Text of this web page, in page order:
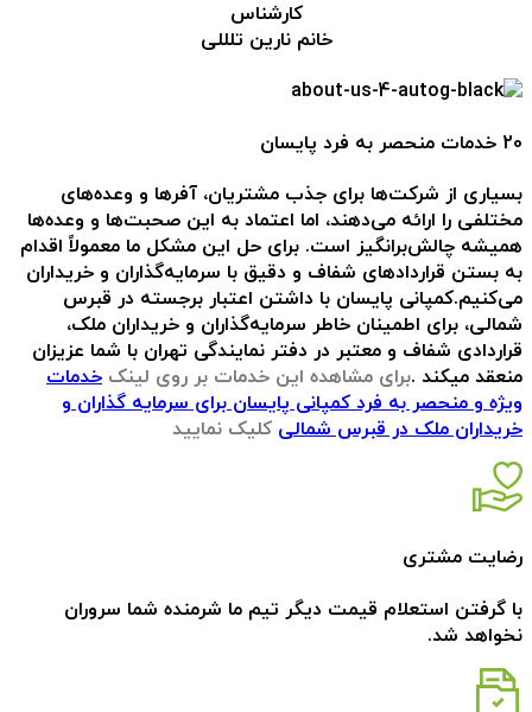
کارشناس
خانم نارین تلللی
20 خدمات منحصر به فرد پایسان
بسیاری از شرکت‌ها برای جذب مشتریان، آفرها و وعده‌های
مختلفی را ارائه می‌دهند، اما اعتماد به این صحبت‌ها و وعده‌ها
همیشه چالش‌برانگیز است. برای حل این مشکل ما معمولاً اقدام
به بستن قراردادهای شفاف و دقیق با سرمایه‌گذاران و خریداران
می‌کنیم.کمپانی پایسان با داشتن اعتبار برجسته در قبرس
شمالی، برای اطمینان خاطر سرمایه‌گذاران و خریداران ملک،
قراردادی شفاف و معتبر در دفتر نمایندگی تهران با شما عزیزان
منعقد میکند .برای مشاهده این خدمات بر روی لینک خدمات
ویژه و منحصر به فرد کمپانی پایسان برای سرمایه گذاران و
خریداران ملک در قبرس شمالی کلیک نمایید
رضایت مشتری
با گرفتن استعلام قیمت دیگر تیم ما شرمنده شما سروران
نخواهد شد.